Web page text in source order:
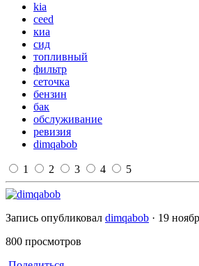
kia
ceed
киа
сид
топливный
фильтр
сеточка
бензин
бак
обслуживание
ревизия
dimqabob
1 2 3 4 5
Запись опубликовал dimqabob · 19
800 просмотров